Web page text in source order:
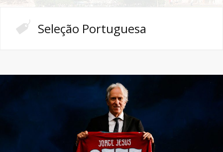
Seleção Portuguesa